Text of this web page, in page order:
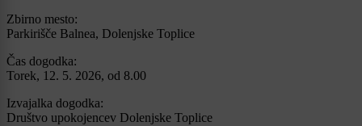
Zbirno mesto:
Parkirišče Balnea, Dolenjske Toplice
Čas dogodka:
Torek, 12. 5. 2026, od 8.00
Izvajalka dogodka:
Društvo upokojencev Dolenjske Toplice